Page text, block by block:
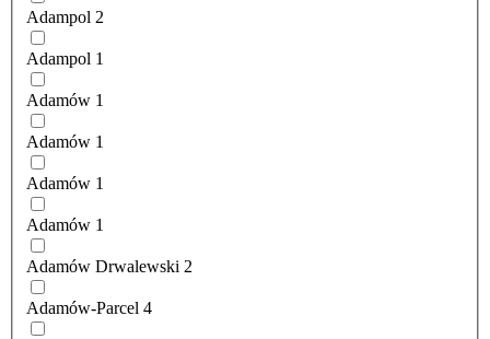
Adampol 2
Adampol 1
Adamów 1
Adamów 1
Adamów 1
Adamów 1
Adamów Drwalewski 2
Adamów-Parcel 4